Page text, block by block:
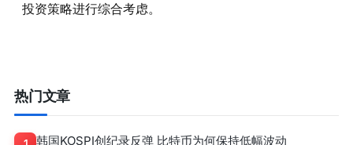
投资策略进行综合考虑。
热门文章
韩国KOSPI创纪录反弹 比特币为何保持低幅波动